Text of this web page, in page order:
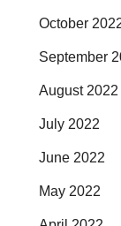
October
September
August 2022
July 2022
June 2022
May 2022